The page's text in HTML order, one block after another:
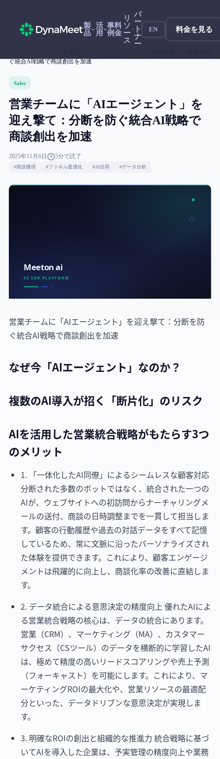
製
品
活
用
事
例
料
金
リ
ソ
ー
ス
パ
ー
ト
ナ
ー
EN 料金を見る
ぐ統合AI戦略で商談創出を加速
Sales
営業チームに「AIエージェント」を
迎え撃て：分断を防ぐ統合AI戦略で
商談創出を加速
2025年11月6日 5分で読了
#商談獲得 #ファネル最適化 #AI活用 #データ分析
営業チームに「AIエージェント」を迎え撃て：分断を防
ぐ統合AI戦略で商談創出を加速
なぜ今「AIエージェント」なのか？
複数のAI導入が招く「断片化」のリスク
AIを活用した営業統合戦略がもたらす3つ
のメリット
1. 「一体化したAI同僚」によるシームレスな顧客対応
分断された多数のボットではなく、統合された一つの
AIが、ウェブサイトへの初訪問からナーチャリングメ
ールの送付、商談の日時調整までを一貫して担当しま
す。顧客の行動履歴や過去の対話データをすべて記憶
しているため、常に文脈に沿ったパーソナライズされ
た体験を提供できます。これにより、顧客エンゲージ
メントは飛躍的に向上し、商談化率の改善に直結しま
す。
2. データ統合による意思決定の精度向上 優れたAIによ
る営業統合戦略の核心は、データの統合にあります。
営業（CRM）、マーケティング（MA）、カスタマー
サクセス（CSツール）のデータを横断的に学習したAI
は、極めて精度の高いリードスコアリングや売上予測
（フォーキャスト）を可能にします。これにより、マ
ーケティングROIの最大化や、営業リソースの最適配
分といった、データドリブンな意思決定が実現しま
す。
3. 明確なROIの創出と組織的な推進力 統合戦略に基づ
いてAIを導入した企業は、予実管理の精度向上や業務